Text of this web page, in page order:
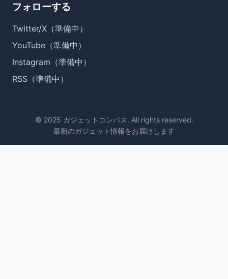
フォローする
Twitter/X（準備中）
YouTube（準備中）
Instagram（準備中）
RSS（準備中）
© 2025 ガジェットコンパス. All rights reserved.
最新のガジェット情報をお届けします